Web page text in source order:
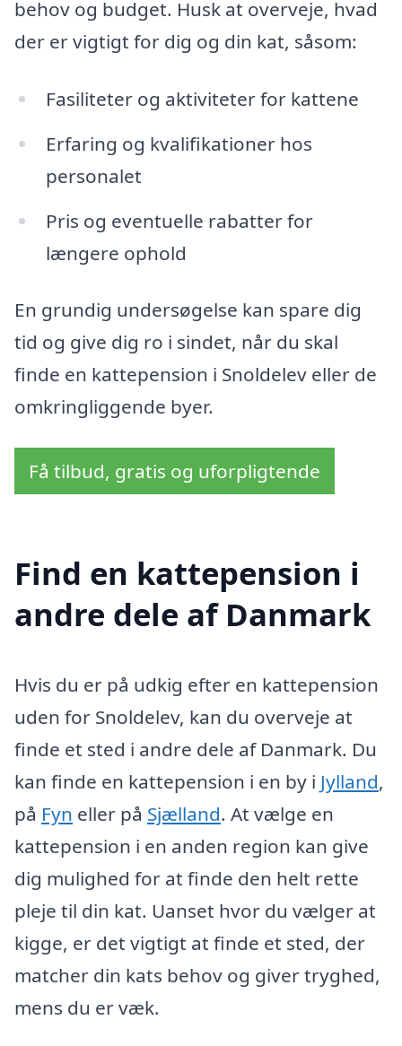
behov og budget. Husk at overveje, hvad
der er vigtigt for dig og din kat, såsom:
Fasiliteter og aktiviteter for kattene
Erfaring og kvalifikationer hos
personalet
Pris og eventuelle rabatter for
længere ophold
En grundig undersøgelse kan spare dig
tid og give dig ro i sindet, når du skal
finde en kattepension i Snoldelev eller de
omkringliggende byer.
Få tilbud, gratis og uforpligtende
Find en kattepension i
andre dele af Danmark
Hvis du er på udkig efter en kattepension
uden for Snoldelev, kan du overveje at
finde et sted i andre dele af Danmark. Du
kan finde en kattepension i en by i Jylland,
på Fyn eller på Sjælland. At vælge en
kattepension i en anden region kan give
dig mulighed for at finde den helt rette
pleje til din kat. Uanset hvor du vælger at
kigge, er det vigtigt at finde et sted, der
matcher din kats behov og giver tryghed,
mens du er væk.